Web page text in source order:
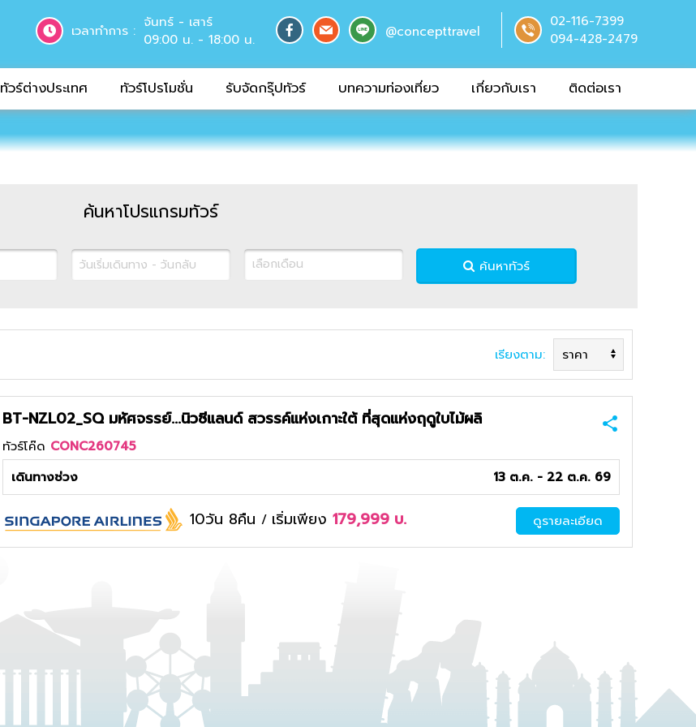
เวลาทำการ : จันทร์ - เสาร์
09:00 น. - 18:00 น.
@concepttravel
02-116-7399
094-428-2479
ทัวร์ต่างประเทศ ทัวร์โปรโมชั่น รับจัดกรุ๊ปทัวร์ บทความท่องเที่ยว เกี่ยวกับเรา ติดต่อเรา
ค้นหาโปรแกรมทัวร์
ค้นหาทัวร์
เรียงตาม:
BT-NZL02_SQ มหัศจรรย์...นิวซีแลนด์ สวรรค์แห่งเกาะใต้ ที่สุดแห่งฤดูใบไม้ผลิ
ทัวร์โค๊ด CONC260745
เดินทางช่วง
13 ต.ค. - 22 ต.ค. 69
10วัน 8คืน / เริ่มเพียง179,999 บ. ดูรายละเอียด